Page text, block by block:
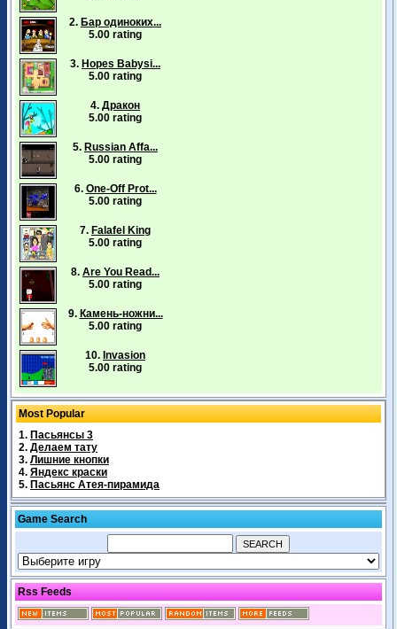
2. Бар одиноких...
5.00 rating
3. Hopes Babysi...
5.00 rating
4. Дракон
5.00 rating
5. Russian Affa...
5.00 rating
6. One-Off Prot...
5.00 rating
7. Falafel King
5.00 rating
8. Are You Read...
5.00 rating
9. Камень-ножни...
5.00 rating
10. Invasion
5.00 rating
Most Popular
1. Пасьянсы 3
2. Делаем тату
3. Лишние кнопки
4. Яндекс краски
5. Пасьянс Атея-пирамида
Game Search
Rss Feeds